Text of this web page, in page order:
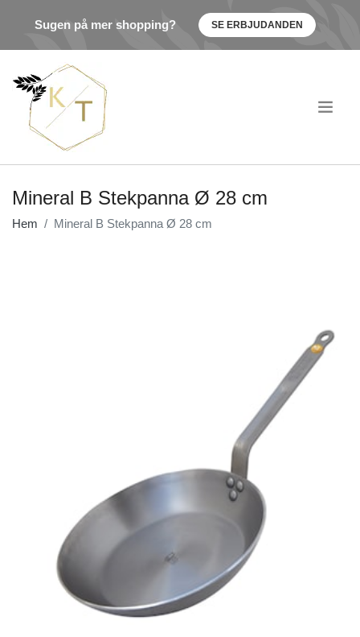
Sugen på mer shopping? SE ERBJUDANDEN
Mineral B Stekpanna Ø 28 cm
Hem Mineral B Stekpanna Ø 28 cm